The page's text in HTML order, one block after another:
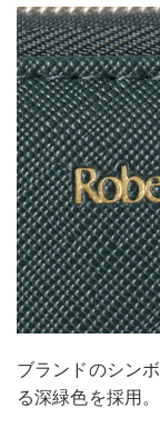
ブランドのシン
る深緑色を採用。